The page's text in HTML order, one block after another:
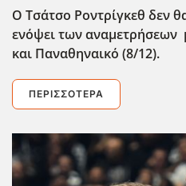
Ο Τσάτσο Ροντρίγκεθ δεν
ενόψει των αναμετρήσεων
και Παναθηναικό (8/12).
ΠΕΡΙΣΣΌΤΕΡΑ